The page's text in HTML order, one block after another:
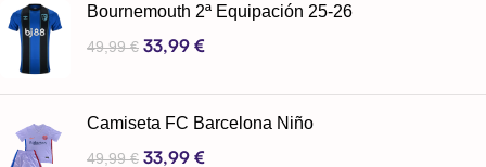
Bournemouth 2ª Equipación 25-26
49,99€ 33,99 €
Camiseta FC Barcelona Niño
49,99€ 33,99 €